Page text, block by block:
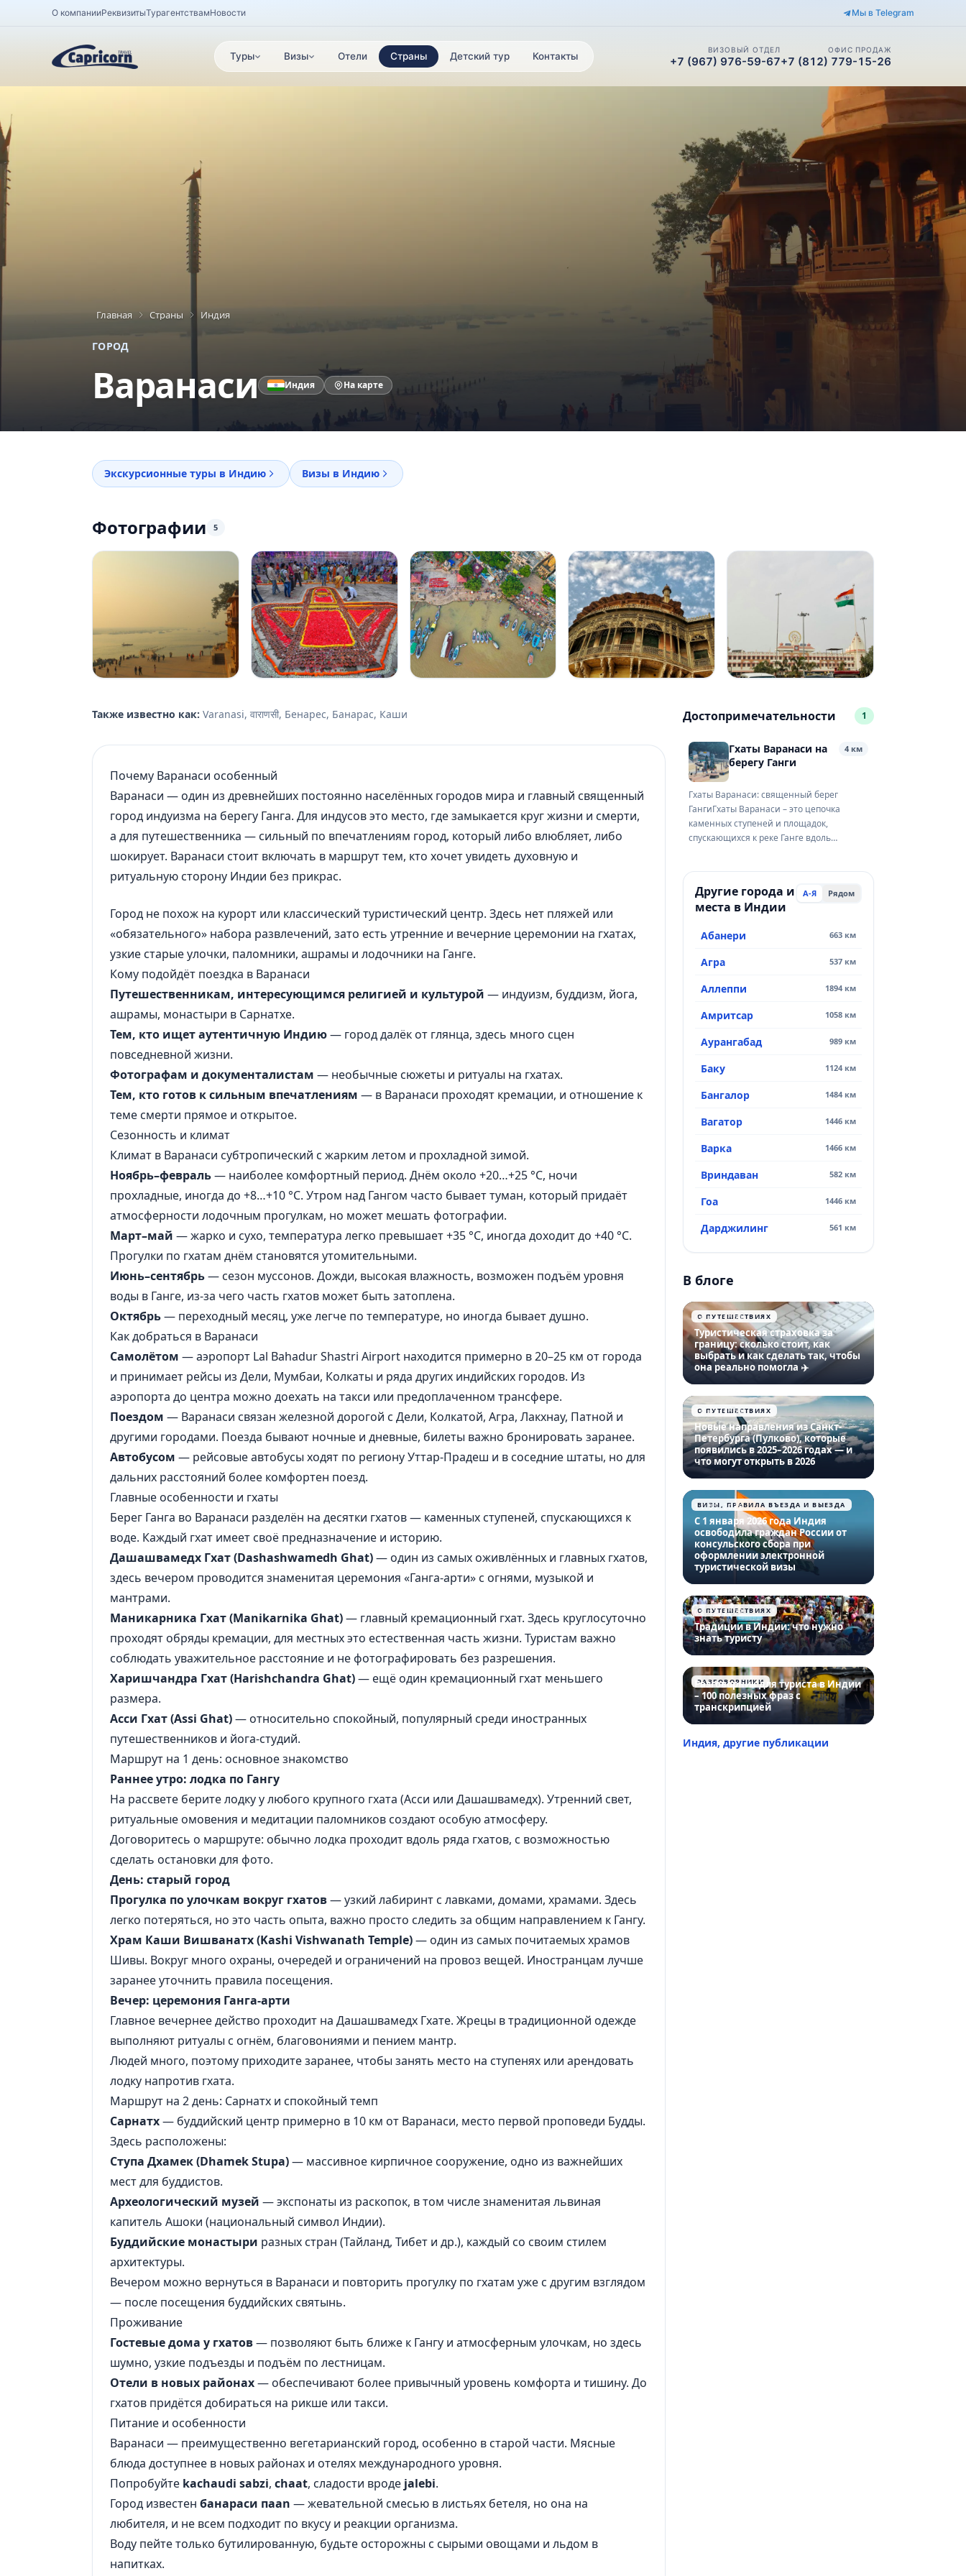
О компанииРеквизитыТурагентствамНовости Мы в Telegram
Туры Визы Отели Страны Детский тур Контакты
ВИЗОВЫЙ ОТДЕЛ
+7 (967) 976-59-67
ОФИС ПРОДАЖ
+7 (812) 779-15-26
Главная Страны Индия
ГОРОД
Варанаси Индия На карте
Экскурсионные туры в Индию Визы в Индию
Фотографии 5
Также известно как: Varanasi, वाराणसी, Бенарес, Банарас, Каши
Почему Варанаси особенный
Варанаси — один из древнейших постоянно населённых городов мира и главный священный
город индуизма на берегу Ганга. Для индусов это место, где замыкается круг жизни и смерти,
а для путешественника — сильный по впечатлениям город, который либо влюбляет, либо
шокирует. Варанаси стоит включать в маршрут тем, кто хочет увидеть духовную и
ритуальную сторону Индии без прикрас.
Город не похож на курорт или классический туристический центр. Здесь нет пляжей или
«обязательного» набора развлечений, зато есть утренние и вечерние церемонии на гхатах,
узкие старые улочки, паломники, ашрамы и лодочники на Ганге.
Кому подойдёт поездка в Варанаси
Путешественникам, интересующимся религией и культурой — индуизм, буддизм, йога,
ашрамы, монастыри в Сарнатхе.
Тем, кто ищет аутентичную Индию— город далёк от глянца, здесь много сцен
повседневной жизни.
Фотографам и документалистам — необычные сюжеты и ритуалы на гхатах.
Тем, кто готов к сильным впечатлениям — в Варанаси проходят кремации, и отношение к
теме смерти прямое и открытое.
Сезонность и климат
Климат в Варанаси субтропический с жарким летом и прохладной зимой.
Ноябрь–февраль— наиболее комфортный период. Днём около +20…+25 °C, ночи
прохладные, иногда до +8…+10 °C. Утром над Гангом часто бывает туман, который придаёт
атмосферности лодочным прогулкам, но может мешать фотографии.
Март–май — жарко и сухо, температура легко превышает +35 °C, иногда доходит до +40 °C.
Прогулки по гхатам днём становятся утомительными.
Июнь–сентябрь— сезон муссонов. Дожди, высокая влажность, возможен подъём уровня
воды в Ганге, из-за чего часть гхатов может быть затоплена.
Октябрь— переходный месяц, уже легче по температуре, но иногда бывает душно.
Как добраться в Варанаси
Самолётом — аэропорт Lal Bahadur Shastri Airport находится примерно в 20–25 км от города
и принимает рейсы из Дели, Мумбаи, Колкаты и ряда других индийских городов. Из
аэропорта до центра можно доехать на такси или предоплаченном трансфере.
Поездом — Варанаси связан железной дорогой с Дели, Колкатой, Агра, Лакхнау, Патной и
другими городами. Поезда бывают ночные и дневные, билеты важно бронировать заранее.
Автобусом — рейсовые автобусы ходят по региону Уттар-Прадеш и в соседние штаты, но для
дальних расстояний более комфортен поезд.
Главные особенности и гхаты
Берег Ганга во Варанаси разделён на десятки гхатов — каменных ступеней, спускающихся к
воде. Каждый гхат имеет своё предназначение и историю.
Дашашвамедх Гхат (Dashashwamedh Ghat)— один из самых оживлённых и главных гхатов,
здесь вечером проводится знаменитая церемония «Ганга-арти» с огнями, музыкой и
мантрами.
Маникарника Гхат (Manikarnika Ghat)— главный кремационный гхат. Здесь круглосуточно
проходят обряды кремации, для местных это естественная часть жизни. Туристам важно
соблюдать уважительное расстояние и не фотографировать без разрешения.
Харишчандра Гхат (Harishchandra Ghat)— ещё один кремационный гхат меньшего
размера.
Асси Гхат (Assi Ghat)— относительно спокойный, популярный среди иностранных
путешественников и йога-студий.
Маршрут на 1 день: основное знакомство
Раннее утро: лодка по Гангу
На рассвете берите лодку у любого крупного гхата (Асси или Дашашвамедх). Утренний свет,
ритуальные омовения и медитации паломников создают особую атмосферу.
Договоритесь о маршруте: обычно лодка проходит вдоль ряда гхатов, с возможностью
сделать остановки для фото.
День: старый город
Прогулка по улочкам вокруг гхатов— узкий лабиринт с лавками, домами, храмами. Здесь
легко потеряться, но это часть опыта, важно просто следить за общим направлением к Гангу.
Храм Каши Вишванатх (Kashi Vishwanath Temple)— один из самых почитаемых храмов
Шивы. Вокруг много охраны, очередей и ограничений на провоз вещей. Иностранцам лучше
заранее уточнить правила посещения.
Вечер: церемония Ганга-арти
Главное вечернее действо проходит на Дашашвамедх Гхате. Жрецы в традиционной одежде
выполняют ритуалы с огнём, благовониями и пением мантр.
Людей много, поэтому приходите заранее, чтобы занять место на ступенях или арендовать
лодку напротив гхата.
Маршрут на 2 день: Сарнатх и спокойный темп
Сарнатх— буддийский центр примерно в 10 км от Варанаси, место первой проповеди Будды.
Здесь расположены:
Ступа Дхамек (Dhamek Stupa)— массивное кирпичное сооружение, одно из важнейших
мест для буддистов.
Археологический музей — экспонаты из раскопок, в том числе знаменитая львиная
капитель Ашоки (национальный символ Индии).
Буддийские монастыри разных стран (Тайланд, Тибет и др.), каждый со своим стилем
архитектуры.
Вечером можно вернуться в Варанаси и повторить прогулку по гхатам уже с другим взглядом
— после посещения буддийских святынь.
Проживание
Гостевые дома у гхатов— позволяют быть ближе к Гангу и атмосферным улочкам, но здесь
шумно, узкие подъезды и подъём по лестницам.
Отели в новых районах— обеспечивают более привычный уровень комфорта и тишину. До
гхатов придётся добираться на рикше или такси.
Питание и особенности
Варанаси — преимущественно вегетарианский город, особенно в старой части. Мясные
блюда доступнее в новых районах и отелях международного уровня.
Попробуйте kachaudi sabzi, chaat, сладости вроде jalebi.
Город известен банараси пaan — жевательной смесью в листьях бетеля, но она на
любителя, и не всем подходит по вкусу и реакции организма.
Воду пейте только бутилированную, будьте осторожны с сырыми овощами и льдом в
напитках.
Достопримечательности 1
Гхаты Варанаси на
берегу Ганги
4 км
Гхаты Варанаси: священный берег
ГангиГхаты Варанаси – это цепочка
каменных ступеней и площадок,
спускающихся к реке Ганге вдоль
омовения, вечерние огненные
церемонии, прачки, священники,
и дети – всё перемешано в о...
Другие города и
места в Индии
А-Я Рядом
Абанери 663 км
Агра 537 км
Аллеппи 1894 км
Амритсар 1058 км
Аурангабад 989 км
Баку 1124 км
Бангалор 1484 км
Вагатор 1446 км
Варка 1466 км
Вриндаван 582 км
Гоа 1446 км
Дарджилинг 561 км
В блоге
О ПУТЕШЕСТВИЯХ
06.04.2026
Туристическая страховка за
границу: сколько стоит, как
выбрать и как сделать так, чтобы
она реально помогла ✈️
О ПУТЕШЕСТВИЯХ
28.01.2026
Новые направления из Санкт-
Петербурга (Пулково), которые
появились в 2025–2026 годах — и
что могут открыть в 2026
ВИЗЫ, ПРАВИЛА ВЪЕЗДА И ВЫЕЗДА
11.01.2026
С 1 января 2026 года Индия
освободила граждан России от
консульского сбора при
оформлении электронной
туристической визы
О ПУТЕШЕСТВИЯХ
08.12.2025
Традиции в Индии: что нужно
знать туристу
РАЗГОВОРНИКИ
Разговорник для туриста в Индии
– 100 полезных фраз с
транскрипцией
Индия, другие публикации